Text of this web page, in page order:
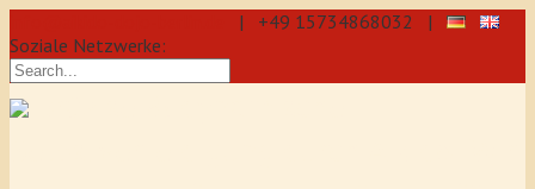
| +49 15734868032 |
Soziale Netzwerke: